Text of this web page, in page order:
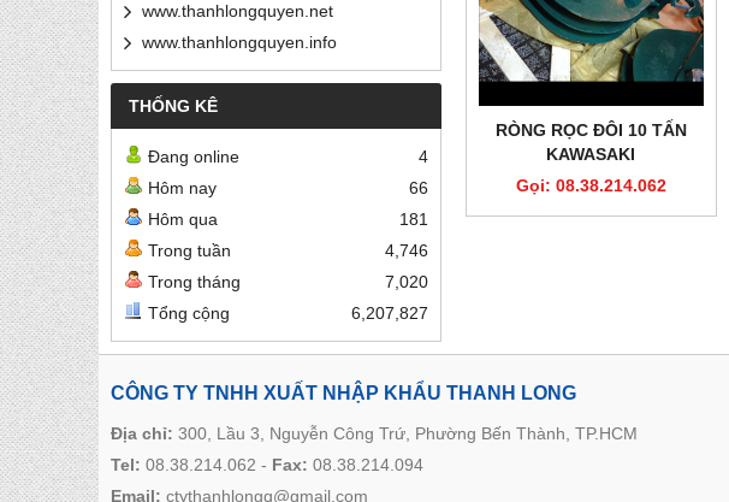
www.thanhlongquyen.net
www.thanhlongquyen.info
THỐNG KÊ
Đang online
4
Hôm nay
66
Hôm qua
181
Trong tuần
4,746
Trong tháng
7,020
Tổng cộng
6,207,827
RÒNG RỌC ĐÔI 10 TẤN
KAWASAKI
Gọi: 08.38.214.062
CÔNG TY TNHH XUẤT NHẬP KHẨU THANH LONG
Địa chỉ: 300, Lầu 3, Nguyễn Công Trứ, Phường Bến Thành, TP.HCM
Tel: 08.38.214.062 - Fax: 08.38.214.094
Email: ctythanhlongq@gmail.com